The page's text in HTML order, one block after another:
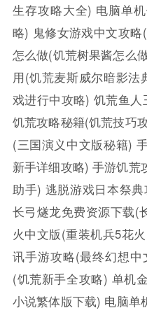
生存攻略大全) 电脑单
略) 鬼修女游戏中文攻
怎么做(饥荒树果酱怎么
用(饥荒麦斯威尔暗影法
戏进行中攻略) 饥荒鱼人
饥荒攻略秘籍(饥荒技巧
(三国演义中文版秘籍)
新手详细攻略) 手游饥荒
助手) 逃脱游戏日本祭
长弓燧龙免费资源下载(
火中文版(重装机兵5花
讯手游攻略(最终幻想中
(饥荒新手全攻略) 单机
小说繁体版下载) 电脑单